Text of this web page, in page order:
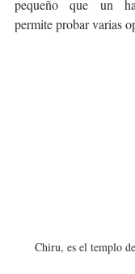
pequeño que un
permite probar varias
Chiru, es el templo